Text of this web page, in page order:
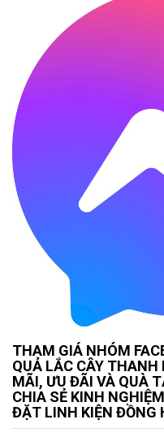
THAM GIÁ NHÓM
QUẢ LẮC CÂY
MÃI, ƯU ĐÃI VÀ QUÀ
CHIA SẺ KINH
ĐẶT LINH KIỆN ĐỒNG